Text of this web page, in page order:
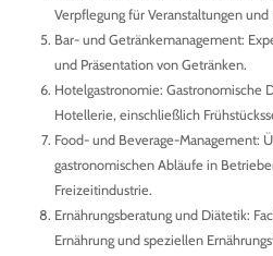
Verpflegung für Veranstaltungen und
Bar- und Getränkemanagement:
und Präsentation von Getränken.
Hotelgastronomie: Gastronomische
Hotellerie, einschließlich
Food- und Beverage-Management:
gastronomischen Abläufe in
Freizeitindustrie.
Ernährungsberatung und Diätetik:
Ernährung und speziellen